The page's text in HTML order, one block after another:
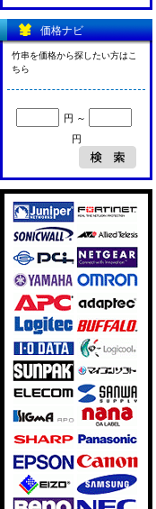
価格ナビ
竹串を価格から探したい方はこ
ちら
円 ～
円